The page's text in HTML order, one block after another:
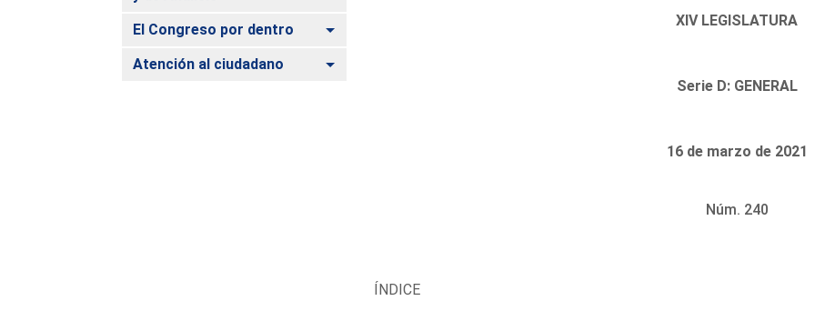
El Congreso por dentro Alternar
Atención al ciudadano Alternar
XIV LEGISLATURA
Serie D: GENERAL
16 de marzo de 2021
Núm. 240
ÍNDICE